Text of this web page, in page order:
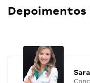
Depoimentos